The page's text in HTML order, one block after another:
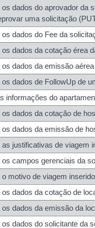
os dados do aprovador da
uma solicitação
os dados do Fee da
os dados da cotação érea
os dados da emissão
os dados de FollowUp de
informações do
os dados da cotação de
os dados da emissão de
as justificativas de viagem
os campos gerenciais da
o motivo de viagem
os dados da cotação de
os dados da emissão da
os dados do solicitante da